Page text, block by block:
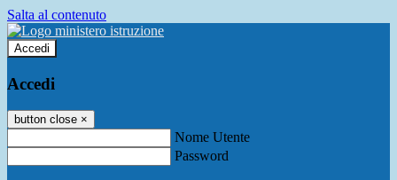
Salta al contenuto
Accedi
Accedi
button close ×
Nome Utente
Password